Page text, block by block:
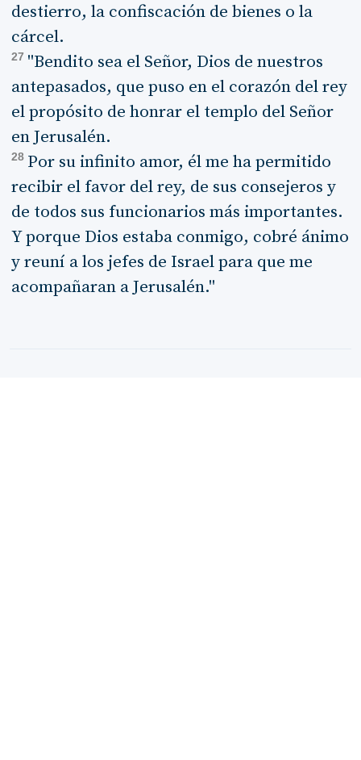
destierro, la confiscación de bienes o la
cárcel.
27 "Bendito sea el Señor, Dios de nuestros
antepasados, que puso en el corazón del rey
el propósito de honrar el templo del Señor
en Jerusalén.
28 Por su infinito amor, él me ha permitido
recibir el favor del rey, de sus consejeros y
de todos sus funcionarios más importantes.
Y porque Dios estaba conmigo, cobré ánimo
y reuní a los jefes de Israel para que me
acompañaran a Jerusalén."